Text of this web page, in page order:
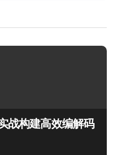
战构建高效编解码